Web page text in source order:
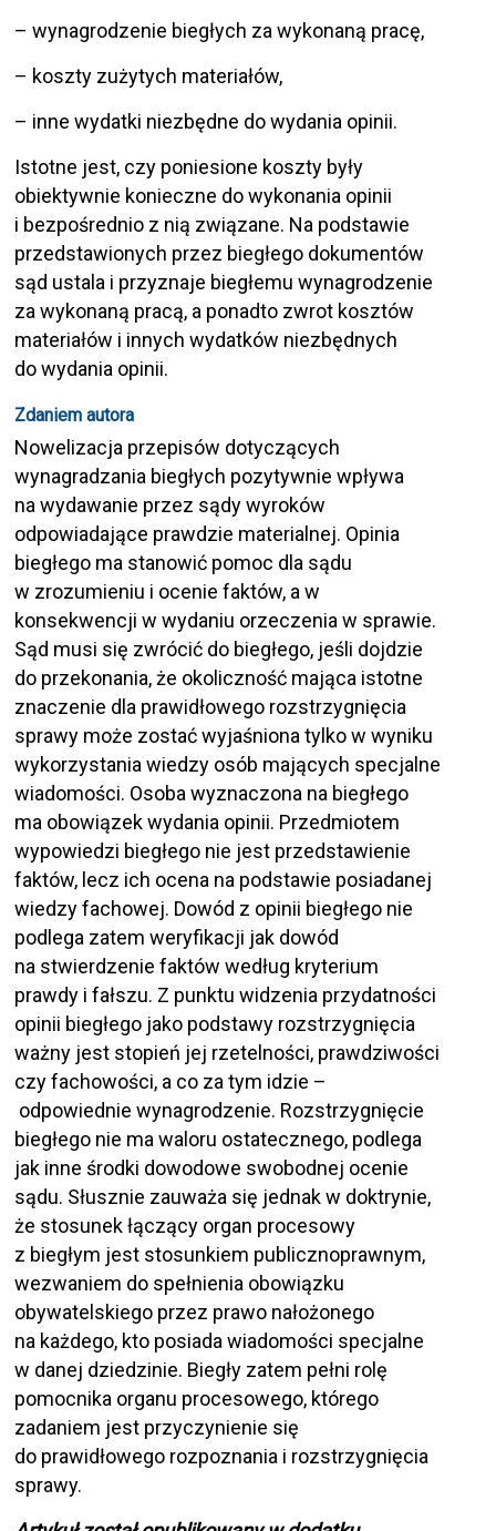
– wynagrodzenie biegłych za wykonaną pracę,
– koszty zużytych materiałów,
– inne wydatki niezbędne do wydania opinii.
Istotne jest, czy poniesione koszty były
obiektywnie konieczne do wykonania opinii
i bezpośrednio z nią związane. Na podstawie
przedstawionych przez biegłego dokumentów
sąd ustala i przyznaje biegłemu wynagrodzenie
za wykonaną pracą, a ponadto zwrot kosztów
materiałów i innych wydatków niezbędnych
do wydania opinii.
Zdaniem autora
Nowelizacja przepisów dotyczących
wynagradzania biegłych pozytywnie wpływa
na wydawanie przez sądy wyroków
odpowiadające prawdzie materialnej. Opinia
biegłego ma stanowić pomoc dla sądu
w zrozumieniu i ocenie faktów, a w
konsekwencji w wydaniu orzeczenia w sprawie.
Sąd musi się zwrócić do biegłego, jeśli dojdzie
do przekonania, że okoliczność mająca istotne
znaczenie dla prawidłowego rozstrzygnięcia
sprawy może zostać wyjaśniona tylko w wyniku
wykorzystania wiedzy osób mających specjalne
wiadomości. Osoba wyznaczona na biegłego
ma obowiązek wydania opinii. Przedmiotem
wypowiedzi biegłego nie jest przedstawienie
faktów, lecz ich ocena na podstawie posiadanej
wiedzy fachowej. Dowód z opinii biegłego nie
podlega zatem weryfikacji jak dowód
na stwierdzenie faktów według kryterium
prawdy i fałszu. Z punktu widzenia przydatności
opinii biegłego jako podstawy rozstrzygnięcia
ważny jest stopień jej rzetelności, prawdziwości
czy fachowości, a co za tym idzie –
odpowiednie wynagrodzenie. Rozstrzygnięcie
biegłego nie ma waloru ostatecznego, podlega
jak inne środki dowodowe swobodnej ocenie
sądu. Słusznie zauważa się jednak w doktrynie,
że stosunek łączący organ procesowy
z biegłym jest stosunkiem publicznoprawnym,
wezwaniem do spełnienia obowiązku
obywatelskiego przez prawo nałożonego
na każdego, kto posiada wiadomości specjalne
w danej dziedzinie. Biegły zatem pełni rolę
pomocnika organu procesowego, którego
zadaniem jest przyczynienie się
do prawidłowego rozpoznania i rozstrzygnięcia
sprawy.